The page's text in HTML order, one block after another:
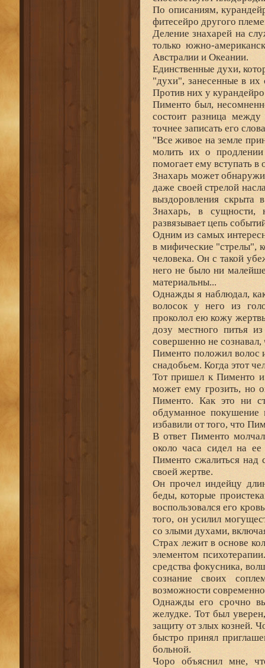
По описаниям,
фитесейро другого
Деление знахарей на
только южно-
Австралии и Океании.
Единственные духи,
"духи", занесенные в их
Против них у курандейро
Пименто был,
состоит разница
точнее записать его
"Все живое на земле
молить их о
помогает ему вступать
Знахарь может
даже своей стрелой
выздоровления
Знахарь, в сущности,
развязывает цепь
Одним из самых
в мифические "стрелы",
человека. Он с такой
него не было ни
материальны...
Однажды я наблюдал,
волосок у него из
проколол ею кожу
дозу местного питья
совершенно не сознавал,
Пименто положил волос
снадобьем. Когда этот
Тот пришел к Пименто и
может ему грозить, но
Пименто. Как это ни
обдуманное покушение
избавили от того, что
В ответ Пименто
около часа сидел на
Пименто сжалиться над
своей жертве.
Он прочел индейцу
беды, которые
воспользовался его
того, он усилил
со злыми духами,
Страх лежит в основе
элементом
средства фокусника,
сознание своих
возможности
Однажды его срочно
желудке. Тот был
защиту от злых козней.
быстро принял
больной.
Чоро объяснил мне,